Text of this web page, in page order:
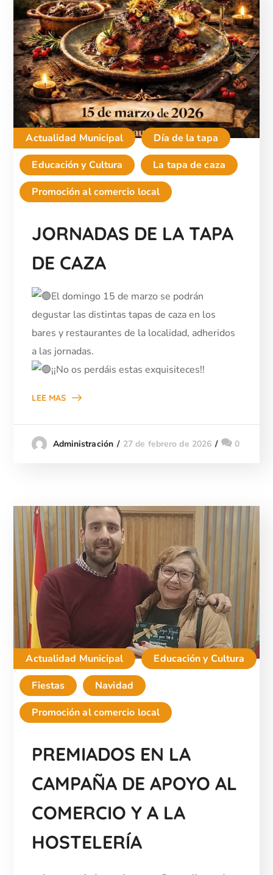
Actualidad Municipal
Día de la tapa
Educación y Cultura
La tapa de caza
Promoción al comercio local
JORNADAS DE LA TAPA
DE CAZA
El domingo 15 de marzo se podrán
degustar las distintas tapas de caza en los
bares y restaurantes de la localidad, adheridos
a las jornadas.
¡¡No os perdáis estas exquisiteces!!
LEE MAS
Administración 27 de febrero de 2026 0
Actualidad Municipal
Educación y Cultura
Fiestas
Navidad
Promoción al comercio local
PREMIADOS EN LA
CAMPAÑA DE APOYO AL
COMERCIO Y A LA
HOSTELERÍA